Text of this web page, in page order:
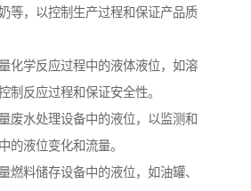
等，以控制生产过程和保证产品质
化学反应过程中的液体液位，如溶
制反应过程和保证安全性。
废水处理设备中的液位，以监测和
的液位变化和流量。
燃料储存设备中的液位，如油罐、